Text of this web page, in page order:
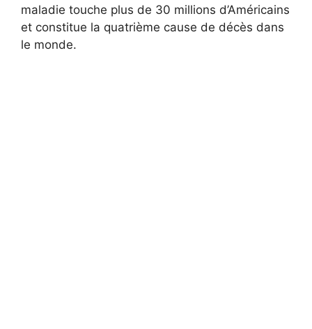
maladie touche plus de 30 millions d’Américains
et constitue la quatrième cause de décès dans
le monde.